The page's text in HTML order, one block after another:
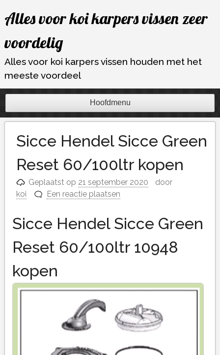
naar
inhoud
Alles voor koi karpers vissen zeer
voordelig
Alles voor koi karpers vissen houden met het
meeste voordeel
Hoofdmenu
Sicce Hendel Sicce Green
Reset 60/100ltr kopen
Geplaatst op 21 september 2020
door
koi
Een reactie plaatsen
Sicce Hendel Sicce Green
Reset 60/100ltr 10948
kopen